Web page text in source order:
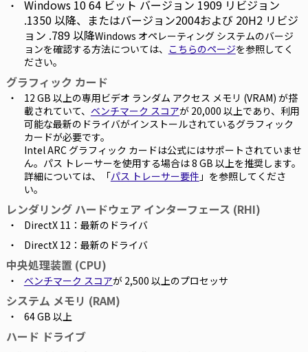
Windows 10 64 ビット バージョン 1909 リビジョン
.1350 以降、またはバージョン2004および 20H2 リビジ
ョン .789 以降Windows オペレーティング システムのバージ
ョンを確認する方法については、 こちらのページを参照してく
ださい。
グラフィック カード
12 GB 以上の専用ビデオ ランダム アクセス メモリ (VRAM) が搭
載されていて、 ベンチマーク スコアが 20,000 以上であり、利用
可能な最新のドライバがインストールされているグラフィック
カードが必要です。
Intel ARC グラフィック カードは公式にはサポートされていませ
ん。パス トレーサーを使用する場合は 8 GB 以上を推奨します。
詳細については、「パス トレーサー要件 」を参照してくださ
い。
レンダリング ハードウェア インターフェース (RHI)
DirectX 11：最新のドライバ
DirectX 12：最新のドライバ
中央処理装置 (CPU)
ベンチマーク スコアが 2,500 以上のプロセッサ
システム メモリ (RAM)
64 GB 以上
ハード ドライブ